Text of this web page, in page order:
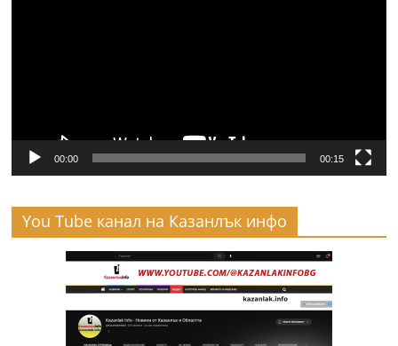
00:00 00:15
You Tube канал на Казанлък инфо